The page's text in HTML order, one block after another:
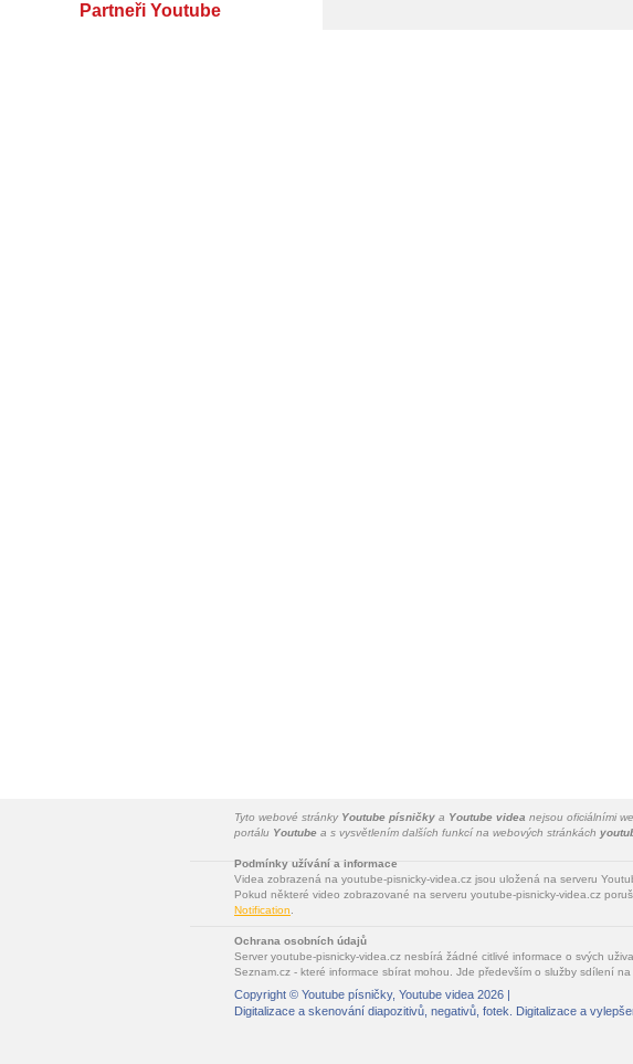
Partneři Youtube
Tyto webové stránky Youtube písničky a Youtube videa nejsou oficiálními
portálu Youtube a s vysvětlením dalších funkcí na webových stránkách
Podmínky užívání a informace
Videa zobrazená na youtube-pisnicky-videa.cz jsou uložená na serveru
Pokud některé video zobrazované na serveru youtube-pisnicky-videa.cz
Notification
Ochrana osobních údajů
Server youtube-pisnicky-videa.cz nesbírá žádné citlivé informace o svých
Seznam.cz - které informace sbírat mohou. Jde především o služby sdílení
Copyright © Youtube písničky, Youtube videa 2026 |
Digitalizace a skenování diapozitivů, negativů, fotek . Digitalizace a